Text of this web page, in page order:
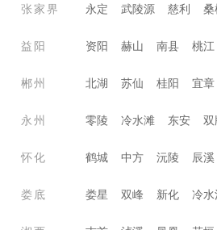
张家界 永定 武陵源 慈利 桑
益阳 资阳 赫山 南县 桃江
郴州 北湖 苏仙 桂阳 宜章
永州 零陵 冷水滩 东安 双
怀化 鹤城 中方 沅陵 辰溪
娄底 娄星 双峰 新化 冷